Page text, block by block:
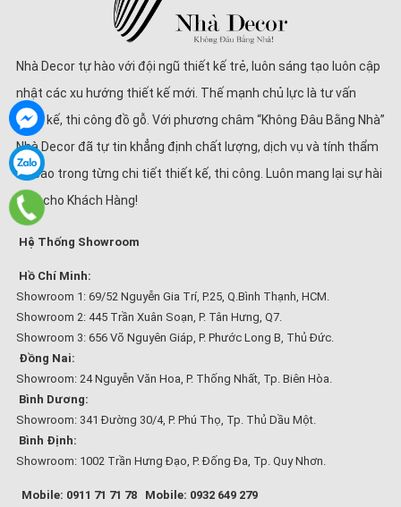
Nhà Decor tự hào với đội ngũ thiết kế trẻ, luôn sáng tạo luôn cập
nhật các xu hướng thiết kế mới. Thế mạnh chủ lực là tư vấn
thiết kế, thi công đồ gỗ. Với phương châm “Không Đâu Bằng Nhà”
Nhà Decor đã tự tin khẳng định chất lượng, dịch vụ và tính thẩm
mĩ cao trong từng chi tiết thiết kế, thi công. Luôn mang lại sự hài
lòng cho Khách Hàng!
Hệ Thống Showroom
Hồ Chí Minh:
Showroom 1: 69/52 Nguyễn Gia Trí, P.25, Q.Bình Thạnh, HCM.
Showroom 2: 445 Trần Xuân Soạn, P. Tân Hưng, Q7.
Showroom 3: 656 Võ Nguyên Giáp, P. Phước Long B, Thủ Đức.
Đồng Nai:
Showroom: 24 Nguyễn Văn Hoa, P. Thống Nhất, Tp. Biên Hòa.
Bình Dương:
Showroom: 341 Đường 30/4, P. Phú Thọ, Tp. Thủ Dầu Một.
Bình Định:
Showroom: 1002 Trần Hưng Đạo, P. Đống Đa, Tp. Quy Nhơn.
Mobile: 0911 71 71 78
Mobile: 0932 649 279